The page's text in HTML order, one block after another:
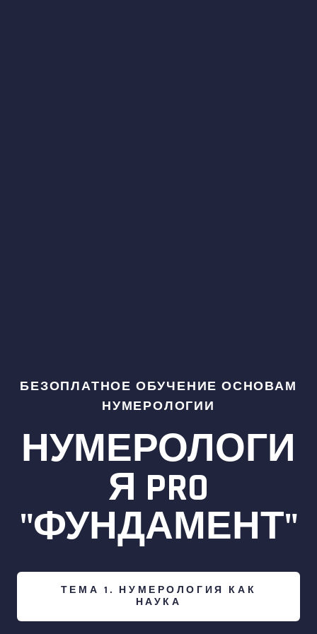
БЕЗОПЛАТНОЕ ОБУЧЕНИЕ ОСНОВАМ
НУМЕРОЛОГИИ
НУМЕРОЛОГИ
Я PRO
"ФУНДАМЕНТ"
ТЕМА 1. НУМЕРОЛОГИЯ КАК
НАУКА